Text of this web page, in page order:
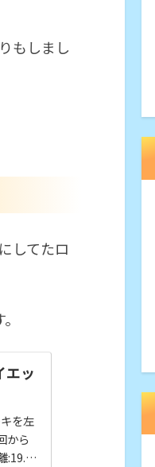
もしまし
してたロ
エッ
を左
から
:19.21